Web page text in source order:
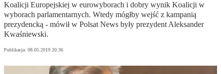
Koalicji Europejskiej w eurowyborach i dobry wynik Koalicji w
wyborach parlamentarnych. Wtedy mógłby wejść z kampanią
prezydencką - mówił w Polsat News były prezydent Aleksander
Kwaśniewski.
Publikacja: 08.05.2019 20:36